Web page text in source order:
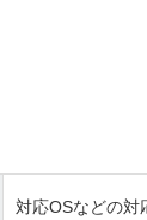
対応OSなどの対